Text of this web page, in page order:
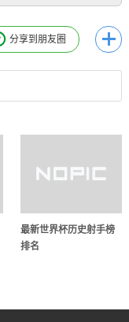
分享到朋友圈
最新世界杯历史射手榜
排名